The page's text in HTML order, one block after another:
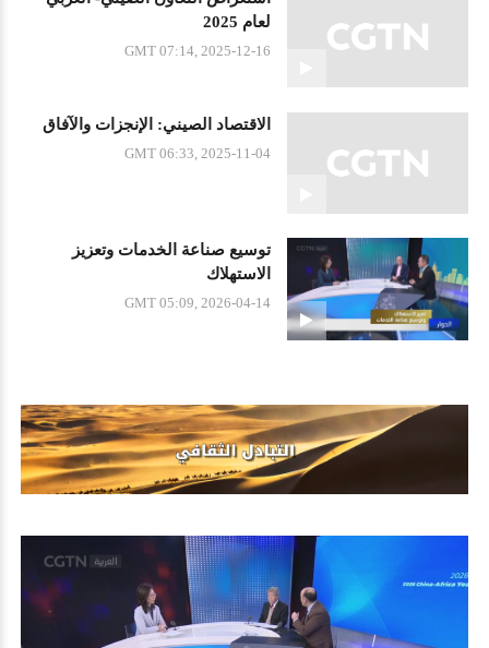
لعام 2025
GMT 07:14, 2025-12-16
الاقتصاد الصيني: الإنجزات والآفاق
GMT 06:33, 2025-11-04
توسيع صناعة الخدمات وتعزيز
الاستهلاك
GMT 05:09, 2026-04-14